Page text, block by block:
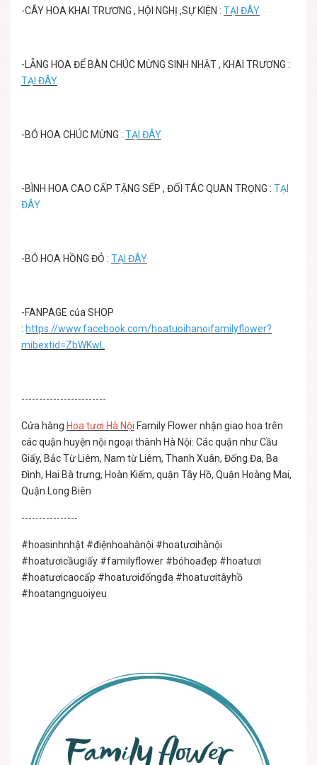
-CÂY HOA KHAI TRƯƠNG , HỘI NGHỊ ,SỰ KIỆN : TẠI ĐÂY
- LẴNG HOA ĐỂ BÀN CHÚC MỪNG SINH NHẬT , KHAI TRƯƠNG :
TẠI ĐÂY
-BÓ HOA CHÚC MỪNG : TẠI ĐÂY
-BÌNH HOA CAO CẤP TẶNG SẾP , ĐỐI TÁC QUAN TRỌNG : TẠI
ĐÂY
-BÓ HOA HỒNG ĐỎ : TẠI ĐÂY
-FANPAGE của SHOP
: https://www.facebook.com/hoatuoihanoifamilyflower?
mibextid=ZbWKwL
------------------------
Cửa hàng Hoa tươi Hà Nội Family Flower nhận giao hoa trên
các quận huyện nội ngoại thành Hà Nội: Các quận như Cầu
Giấy, Bắc Từ Liêm, Nam từ Liêm, Thanh Xuân, Đống Đa, Ba
Đình, Hai Bà trưng, Hoàn Kiếm, quận Tây Hồ, Quận Hoàng Mai,
Quận Long Biên
----------------
#hoasinhnhật #điệnhoahànội #hoatươihànội
#hoatươicầugiấy #familyflower #bóhoađẹp #hoatươi
#hoatươicaocấp #hoatươiđốngđa #hoatươitâyhồ
#hoatangnguoiyeu